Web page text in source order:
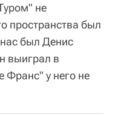
не
пространства был
был Денис
выиграл в
Франс" у него не